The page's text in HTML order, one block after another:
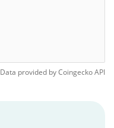
Data provided byCoingeckoAPI